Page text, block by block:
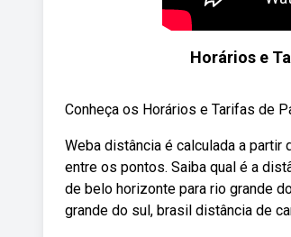
Horários e
Conheça os Horários e Tarifas de
Weba distância é calculada a
entre os pontos. Saiba qual é a
de belo horizonte para rio grande
grande do sul, brasil distância de